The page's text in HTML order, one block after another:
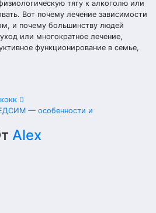
тягу к алкоголю или
Вот почему лечение зависимости
и почему большинству людей
или многократное лечение,
функционирование в семье,
— особенности и
Alex